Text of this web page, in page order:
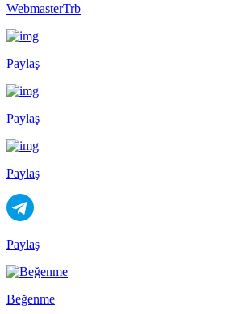
WebmasterTrb
Paylaş
Paylaş
Paylaş
Paylaş
Beğenme